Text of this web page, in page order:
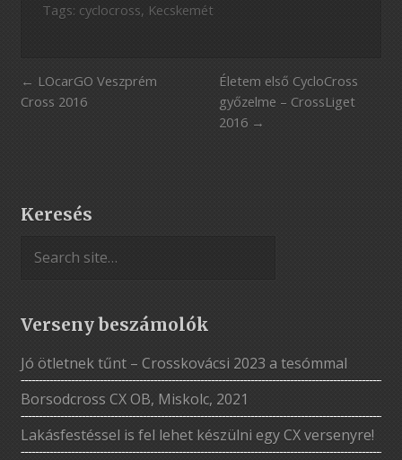
Tags: cyclocross, Kecskemét
LOcarGO Veszprém
Cross 2016
Életem első CycloCross
győzelme – CrossLiget
2016
Keresés
Verseny beszámolók
Jó ötletnek tűnt – Crosskovácsi 2023 a tesómmal
Borsodcross CX OB, Miskolc, 2021
Lakásfestéssel is fel lehet készülni egy CX versenyre!